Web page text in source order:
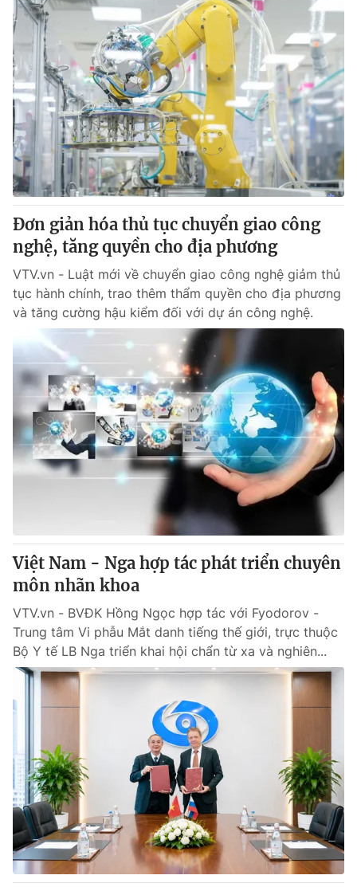
® Cấm sao chép dưới mọi hình thức nếu không có sự chấp
thuận bằng văn bản. Ghi rõ nguồn VTV.vn khi phát hành lại
thông tin từ website này.
Đơn giản hóa thủ tục chuyển giao công
nghệ, tăng quyền cho địa phương
VTV.vn - Luật mới về chuyển giao công nghệ giảm thủ
tục hành chính, trao thêm thẩm quyền cho địa phương
và tăng cường hậu kiểm đối với dự án công nghệ.
Việt Nam - Nga hợp tác phát triển chuyên
môn nhãn khoa
VTV.vn - BVĐK Hồng Ngọc hợp tác với Fyodorov -
Trung tâm Vi phẫu Mắt danh tiếng thế giới, trực thuộc
Bộ Y tế LB Nga triển khai hội chẩn từ xa và nghiên...